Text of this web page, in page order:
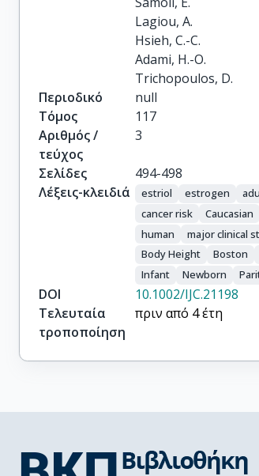
Lagiou, A.
Hsieh, C.-C.
Adami, H.-O.
Trichopoulos, D.
Περιοδικό
null
Τόμος
117
Αριθμός /
τεύχος
3
Σελίδες
494-498
Λέξεις-κλειδιά
estriol estrogen
cancer risk
Caucasian
human
major clinical
Body Height
Boston
Infant
Newborn
DOI
10.1002/IJC.21198
Τελευταία
τροποποίηση
πριν από 4 έτη